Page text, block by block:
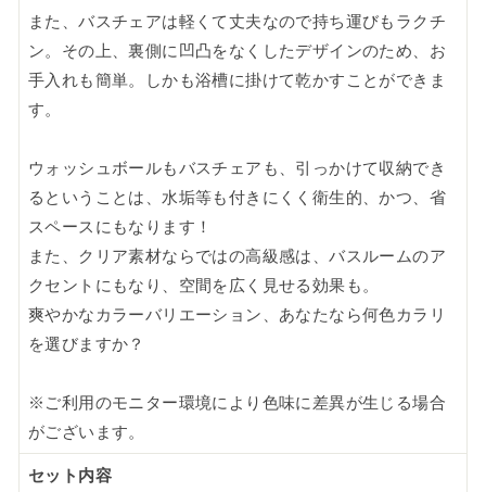
また、バスチェアは軽くて丈夫なので持ち運びもラクチ
ン。その上、裏側に凹凸をなくしたデザインのため、お
手入れも簡単。しかも浴槽に掛けて乾かすことができま
す。
ウォッシュボールもバスチェアも、引っかけて収納でき
るということは、水垢等も付きにくく衛生的、かつ、省
スペースにもなります！
また、クリア素材ならではの高級感は、バスルームのア
クセントにもなり、空間を広く見せる効果も。
爽やかなカラーバリエーション、あなたなら何色カラリ
を選びますか？
※ご利用のモニター環境により色味に差異が生じる場合
がございます。
セット内容